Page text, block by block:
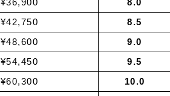
¥36,900 8.0
¥42,750 8.5
¥48,600 9.0
¥54,450 9.5
¥60,300 10.0